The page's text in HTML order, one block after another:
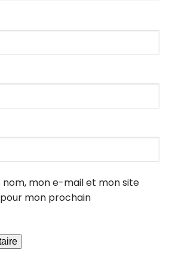
mon e-mail et mon site
mon prochain